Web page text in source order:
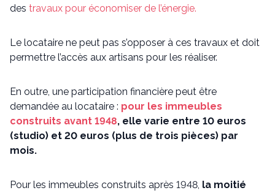
des travaux pour économiser de l’énergie.
Le locataire ne peut pas s’opposer à ces travaux et doit
permettre l’accès aux artisans pour les réaliser.
En outre, une participation financière peut être
demandée au locataire : pour les immeubles
construits avant 1948, elle varie entre 10 euros
(studio) et 20 euros (plus de trois pièces) par
mois.
Pour les immeubles construits après 1948, la moitié